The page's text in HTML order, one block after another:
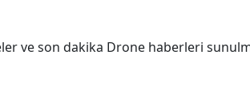
ve son dakika Drone haberleri